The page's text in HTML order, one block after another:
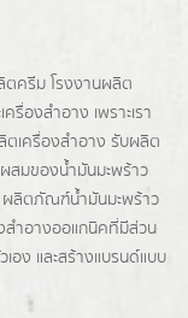
ตครีม โรงงานผลิต
เครื่องสำอาง เพราะเรา
ตเครื่องสำอาง รับผลิต
สมของน้ำมันมะพร้าว
, ผลิตภัณฑ์น้ำมันมะพร้าว
สำอางออแกนิคที่มีส่วน
ง และสร้างแบรนด์แบบ